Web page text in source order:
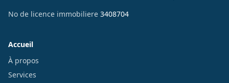
No de licence immobiliere 3408704
Accueil
À propos
Services